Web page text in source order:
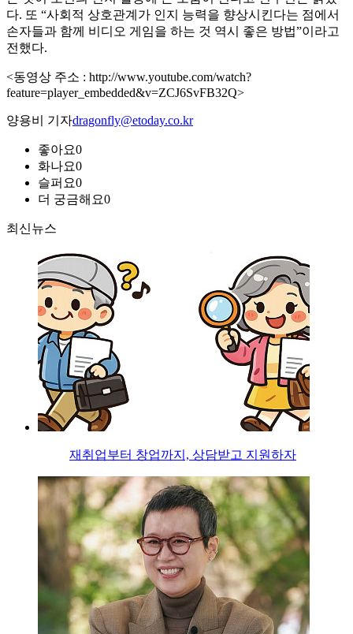
다. 또 “사회적 상호관계가 인지 능력을 향상시킨다는 점에서
손자들과 함께 비디오 게임을 하는 것 역시 좋은 방법”이라고
전했다.
<동영상 주소 : http://www.youtube.com/watch?
feature=player_embedded&v=ZCJ6SvFB32Q>
양용비 기자dragonfly@etoday.co.kr
좋아요0
화나요0
슬퍼요0
더 궁금해요0
최신뉴스
재취업부터 창업까지, 상담받고 지원하자